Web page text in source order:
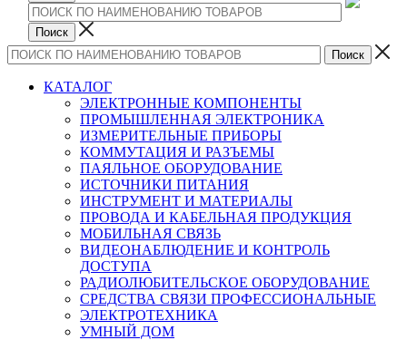
КАТАЛОГ
ЭЛЕКТРОННЫЕ КОМПОНЕНТЫ
ПРОМЫШЛЕННАЯ ЭЛЕКТРОНИКА
ИЗМЕРИТЕЛЬНЫЕ ПРИБОРЫ
КОММУТАЦИЯ И РАЗЪЕМЫ
ПАЯЛЬНОЕ ОБОРУДОВАНИЕ
ИСТОЧНИКИ ПИТАНИЯ
ИНСТРУМЕНТ И МАТЕРИАЛЫ
ПРОВОДА И КАБЕЛЬНАЯ ПРОДУКЦИЯ
МОБИЛЬНАЯ СВЯЗЬ
ВИДЕОНАБЛЮДЕНИЕ И КОНТРОЛЬ
ДОСТУПА
РАДИОЛЮБИТЕЛЬСКОЕ ОБОРУДОВАНИЕ
СРЕДСТВА СВЯЗИ ПРОФЕССИОНАЛЬНЫЕ
ЭЛЕКТРОТЕХНИКА
УМНЫЙ ДОМ